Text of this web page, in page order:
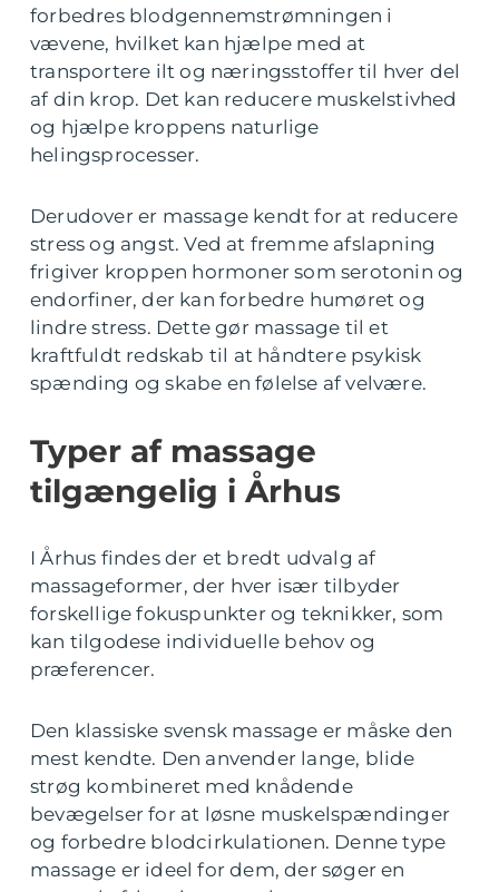
forbedres blodgennemstrømningen i
vævene, hvilket kan hjælpe med at
transportere ilt og næringsstoffer til hver del
af din krop. Det kan reducere muskelstivhed
og hjælpe kroppens naturlige
helingsprocesser.
Derudover er massage kendt for at reducere
stress og angst. Ved at fremme afslapning
frigiver kroppen hormoner som serotonin og
endorfiner, der kan forbedre humøret og
lindre stress. Dette gør massage til et
kraftfuldt redskab til at håndtere psykisk
spænding og skabe en følelse af velvære.
Typer af massage
tilgængelig i Århus
I Århus findes der et bredt udvalg af
massageformer, der hver især tilbyder
forskellige fokuspunkter og teknikker, som
kan tilgodese individuelle behov og
præferencer.
Den klassiske svensk massage er måske den
mest kendte. Den anvender lange, blide
strøg kombineret med knådende
bevægelser for at løsne muskelspændinger
og forbedre blodcirkulationen. Denne type
massage er ideel for dem, der søger en